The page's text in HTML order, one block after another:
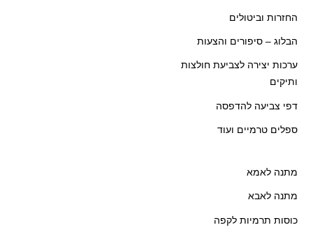
החזרות וביטולים
הבלוג – סיפורים והצעות
ערכות יצירה לצביעת חולצות
ותיקים
דפי צביעה להדפסה
ספלים טרמיים ועוד
מתנה לאמא
מתנה לאבא
כוסות תרמיות לקפה